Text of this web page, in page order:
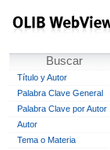
Buscar
Título y Autor
Palabra Clave General
Palabra Clave por Autor
Autor
Tema o Materia